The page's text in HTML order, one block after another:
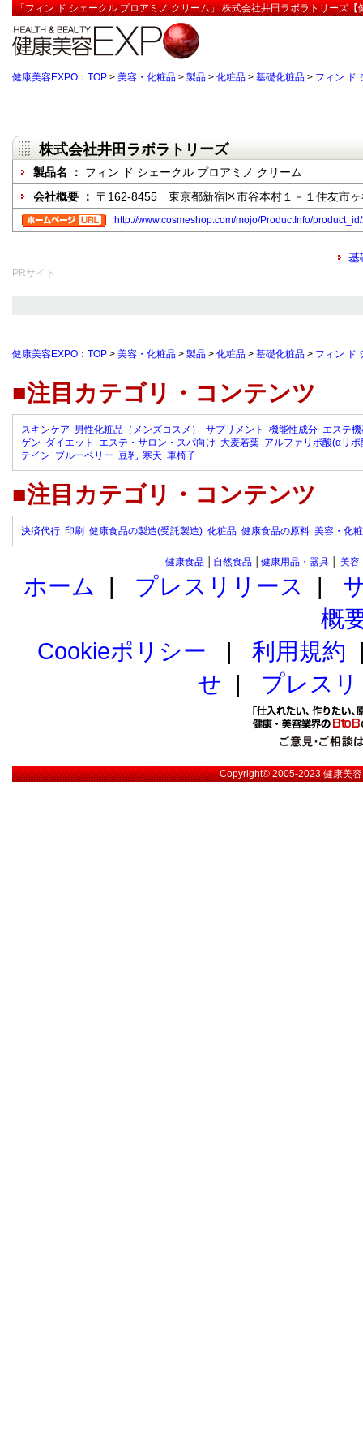
「フィン ド シェークル プロアミノ クリーム」:株式会社井田ラボラトリーズ【
健康美容EXPO：TOP > 美容・化粧品 > 製品 > 化粧品 > 基礎化粧品 > フィン ド
株式会社井田ラボラトリーズ
製品名 ： フィン ド シェークル プロアミノ クリーム
会社概要 ： 〒162-8455 東京都新宿区市谷本村１－１住友市ヶ
http://www.cosmeshop.com/mojo/ProductInfo/
基
PRサイト
健康美容EXPO：TOP > 美容・化粧品 > 製品 > 化粧品 > 基礎化粧品 > フィン ド
■注目カテゴリ・コンテンツ
スキンケア 男性化粧品（メンズコスメ） サプリメント 機能性成分 エステ
ゲン ダイエット エステ・サロン・スパ向け 大麦若葉 アルファリポ酸(αリポ
テイン ブルーベリー 豆乳 寒天 車椅子
■注目カテゴリ・コンテンツ
決済代行 印刷 健康食品の製造(受託製造) 化粧品 健康食品の原料 美容・化
健康食品 自然食品 健康用品・器具 美容
ホーム | プレスリリース |
概
Cookieポリシー | 利用規約
せ | プレス
Copyright© 2005-2023健康美